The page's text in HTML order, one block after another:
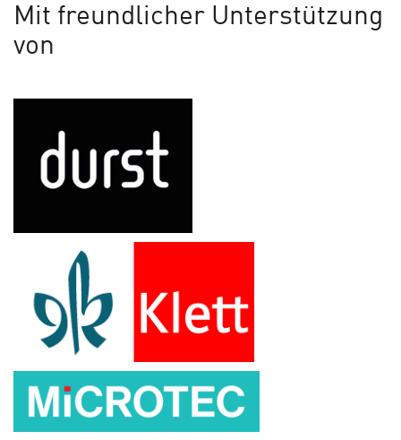
Mit freundlicher Unterstützung
von